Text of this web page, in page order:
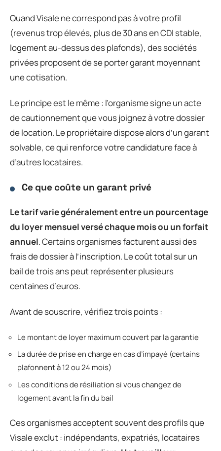
Quand Visale ne correspond pas à votre profil
(revenus trop élevés, plus de 30 ans en CDI stable,
logement au-dessus des plafonds), des sociétés
privées proposent de se porter garant moyennant
une cotisation.
Le principe est le même : l’organisme signe un acte
de cautionnement que vous joignez à votre dossier
de location. Le propriétaire dispose alors d’un garant
solvable, ce qui renforce votre candidature face à
d’autres locataires.
Ce que coûte un garant privé
Le tarif varie généralement entre un pourcentage
du loyer mensuel versé chaque mois ou un forfait
annuel. Certains organismes facturent aussi des
frais de dossier à l’inscription. Le coût total sur un
bail de trois ans peut représenter plusieurs
centaines d’euros.
Avant de souscrire, vérifiez trois points :
Le montant de loyer maximum couvert par la garantie
La durée de prise en charge en cas d’impayé (certains
plafonnent à 12 ou 24 mois)
Les conditions de résiliation si vous changez de
logement avant la fin du bail
Ces organismes acceptent souvent des profils que
Visale exclut : indépendants, expatriés, locataires